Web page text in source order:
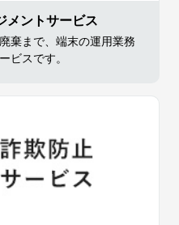
メントサービス
棄まで、端末の運用業務
ビスです。